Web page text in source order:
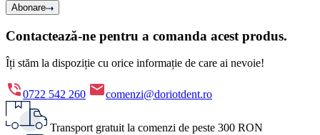
Abonare
Contactează-ne pentru a comanda acest produs.
Îți stăm la dispoziție cu orice informație de care ai nevoie!
0722 542 260 comenzi@doriotdent.ro
Transport gratuit la comenzi de peste 300 RON